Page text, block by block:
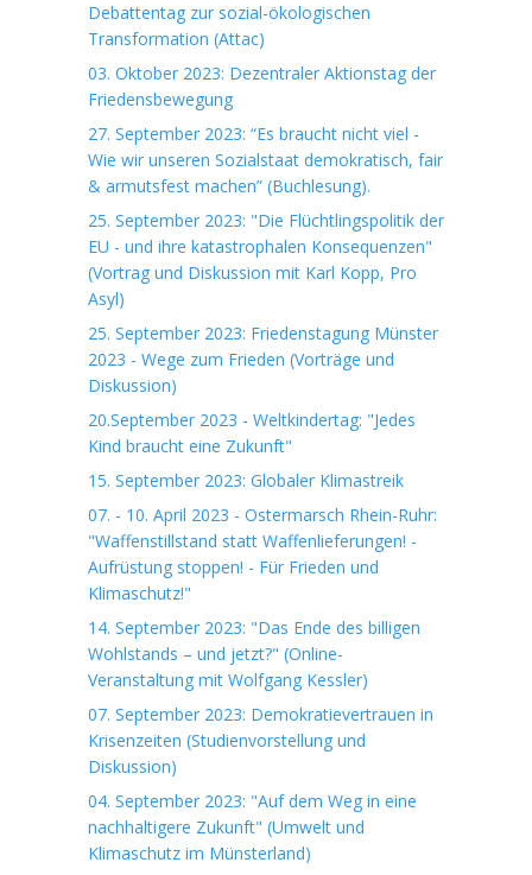
Debattentag zur sozial-ökologischen
Transformation (Attac)
03. Oktober 2023: Dezentraler Aktionstag der
Friedensbewegung
27. September 2023: “Es braucht nicht viel -
Wie wir unseren Sozialstaat demokratisch, fair
& armutsfest machen” (Buchlesung).
25. September 2023: "Die Flüchtlingspolitik der
EU - und ihre katastrophalen Konsequenzen"
(Vortrag und Diskussion mit Karl Kopp, Pro
Asyl)
25. September 2023: Friedenstagung Münster
2023 - Wege zum Frieden (Vorträge und
Diskussion)
20.September 2023 - Weltkindertag: "Jedes
Kind braucht eine Zukunft"
15. September 2023: Globaler Klimastreik
07. - 10. April 2023 - Ostermarsch Rhein-Ruhr:
"Waffenstillstand statt Waffenlieferungen! -
Aufrüstung stoppen! - Für Frieden und
Klimaschutz!"
14. September 2023: "Das Ende des billigen
Wohlstands – und jetzt?" (Online-
Veranstaltung mit Wolfgang Kessler)
07. September 2023: Demokratievertrauen in
Krisenzeiten (Studienvorstellung und
Diskussion)
04. September 2023: "Auf dem Weg in eine
nachhaltigere Zukunft" (Umwelt und
Klimaschutz im Münsterland)